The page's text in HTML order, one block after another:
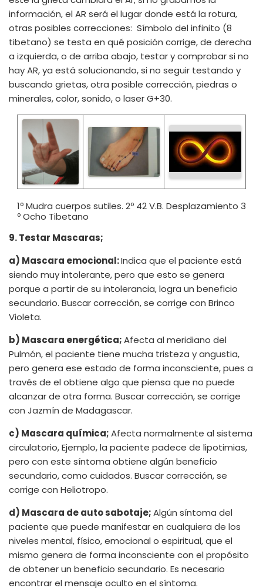
información, el AR será el lugar donde está la rotura,
otras posibles correcciones: Símbolo del infinito (8
tibetano) se testa en qué posición corrige, de derecha
a izquierda, o de arriba abajo, testar y comprobar si no
hay AR, ya está solucionando, si no seguir testando y
buscando grietas, otra posible corrección, piedras o
minerales, color, sonido, o laser G+30.
1º Mudra cuerpos sutiles. 2º 42 V.B. Desplazamiento 3
º Ocho Tibetano
9. Testar Mascaras;
a) Mascara emocional:Indica que el paciente está
siendo muy intolerante, pero que esto se genera
porque a partir de su intolerancia, logra un beneficio
secundario. Buscar corrección, se corrige con Brinco
Violeta.
b) Mascara energética;Afecta al meridiano del
Pulmón, el paciente tiene mucha tristeza y angustia,
pero genera ese estado de forma inconsciente, pues a
través de el obtiene algo que piensa que no puede
alcanzar de otra forma. Buscar corrección, se corrige
con Jazmín de Madagascar.
c) Mascara química;Afecta normalmente al sistema
circulatorio, Ejemplo, la paciente padece de lipotimias,
pero con este síntoma obtiene algún beneficio
secundario, como cuidados. Buscar corrección, se
corrige con Heliotropo.
d) Mascara de auto sabotaje;Algún síntoma del
paciente que puede manifestar en cualquiera de los
niveles mental, físico, emocional o espiritual, que el
mismo genera de forma inconsciente con el propósito
de obtener un beneficio secundario. Es necesario
encontrar el mensaje oculto en el síntoma.